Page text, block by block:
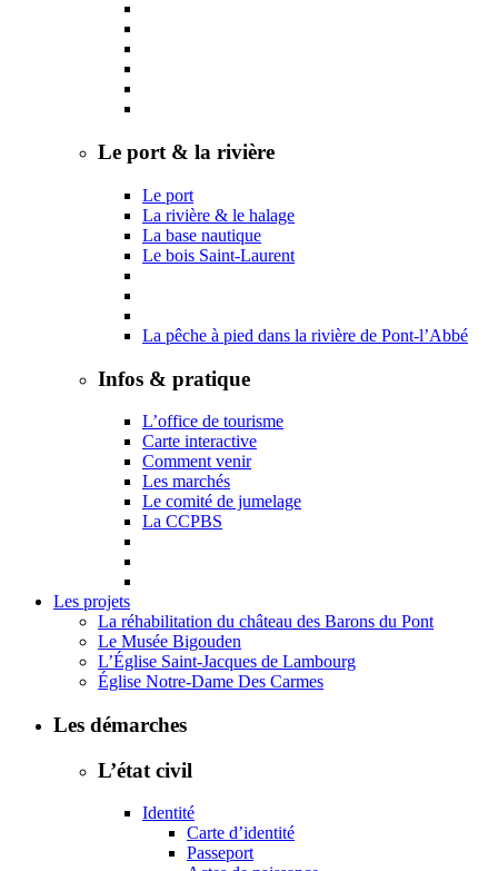
Le port & la rivière
Le port
La rivière & le halage
La base nautique
Le bois Saint-Laurent
La pêche à pied dans la rivière de Pont-l’Abbé
Infos & pratique
L’office de tourisme
Carte interactive
Comment venir
Les marchés
Le comité de jumelage
La CCPBS
Les projets
La réhabilitation du château des Barons du Pont
Le Musée Bigouden
L’Église Saint-Jacques de Lambourg
Église Notre-Dame Des Carmes
Les démarches
L’état civil
Identité
Carte d’identité
Passeport